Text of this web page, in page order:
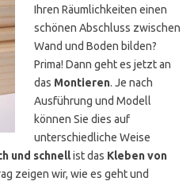
Ihren Räumlichkeiten einen
schönen Abschluss zwischen
Wand und Boden bilden?
Prima! Dann geht es jetzt an
das Montieren. Je nach
Ausführung und Modell
können Sie dies auf
unterschiedliche Weise
und schnellist das Kleben von
zeigen wir, wie es geht und